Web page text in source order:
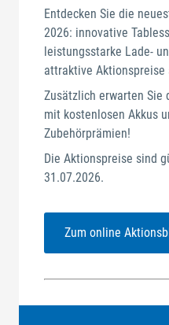
Entdecken Sie die
2026: innovative
leistungsstarke Lade-
attraktive
Zusätzlich erwarten Sie
mit kostenlosen Akkus
Zubehörprämien!
Die Aktionspreise sind
31.07.2026.
Zum online